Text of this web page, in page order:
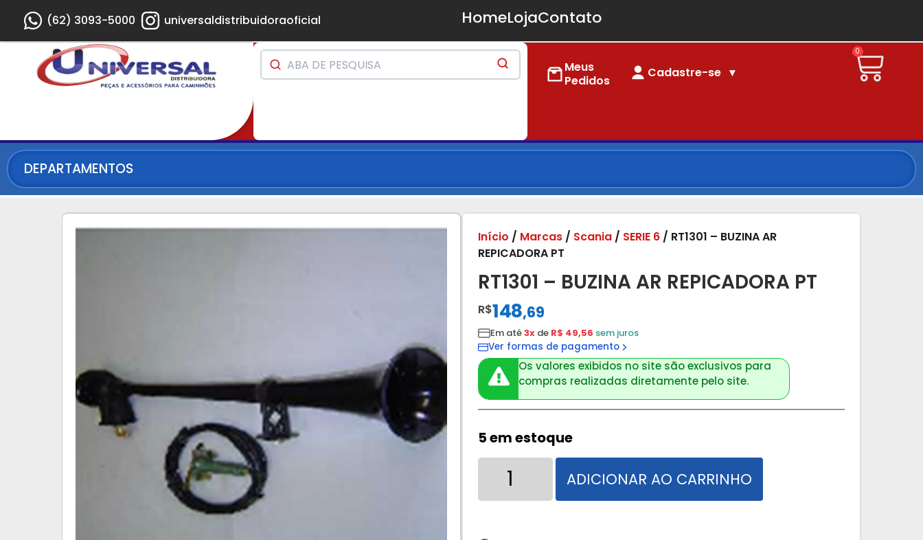
(62) 3093-5000 universaldistribuidoraoficial HomeLojaContato
Meus
Pedidos
Cadastre-se
0
DEPARTAMENTOS
RT1301 – BUZINA AR REPICADORA PT
Início / Marcas / Scania / SERIE 6 / RT1301 – BUZINA AR
REPICADORA PT
R$148,69
Em até3x de R$ 49,56 sem juros
Ver formas de pagamento
Os valores exibidos no site são exclusivos para
compras realizadas diretamente pelo site.
5 em estoque
ADICIONAR AO CARRINHO